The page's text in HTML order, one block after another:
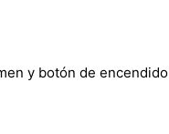
y botón de encendido